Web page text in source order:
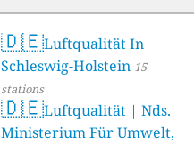
🇩🇪Luftqualität In
Schleswig-Holstein 15
stations
🇩🇪Luftqualität | Nds.
Ministerium Für Umwelt,